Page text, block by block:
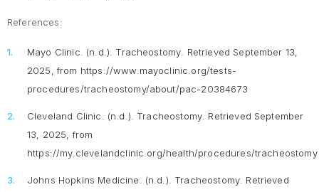
References:
Mayo Clinic. (n.d.). Tracheostomy . Retrieved September 13,
2025, from https://www.mayoclinic.org/tests-
procedures/tracheostomy/about/pac-20384673
Cleveland Clinic. (n.d.). Tracheostomy . Retrieved September
13, 2025, from
https://my.clevelandclinic.org/health/procedures/tracheostomy
Johns Hopkins Medicine. (n.d.). Tracheostomy . Retrieved